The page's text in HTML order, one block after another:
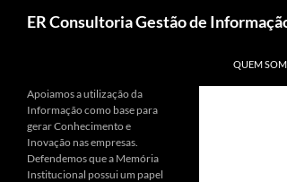
ER Consultoria Gestão de
QUEM
Apoiamos a utilização da
Informação como base para
gerar Conhecimento e
Inovação nas empresas.
Defendemos que a Memória
Institucional possui um papel